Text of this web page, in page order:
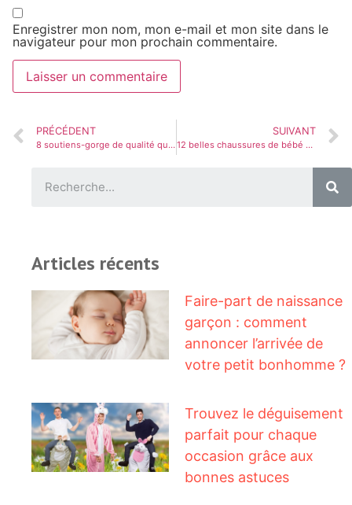
Enregistrer mon nom, mon e-mail et mon site dans le
navigateur pour mon prochain commentaire.
PRÉCÉDENT
8 soutiens-gorge de qualité qui vont changer votre vie
SUIVANT
12 belles chaussures de bébé pour les petits pieds occupés
Articles récents
Faire-part de naissance
garçon : comment
annoncer l’arrivée de
votre petit bonhomme ?
Trouvez le déguisement
parfait pour chaque
occasion grâce aux
bonnes astuces